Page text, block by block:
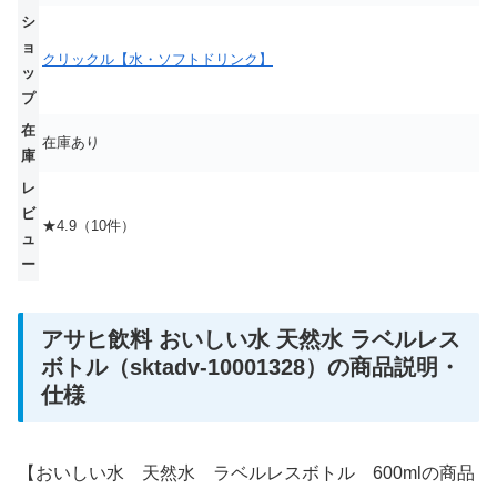
シ
ョ
ッ
プ
クリックル【水・ソフトドリンク】
在
庫
在庫あり
レ
ビ
ュ
ー
★4.9（10件）
アサヒ飲料 おいしい水 天然水 ラベルレス
ボトル（sktadv-10001328）の商品説明・
仕様
【おいしい水 天然水 ラベルレスボトル 600mlの商品